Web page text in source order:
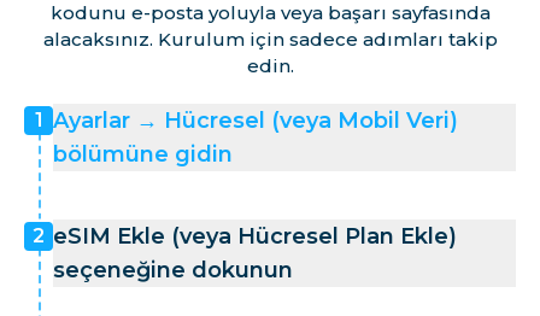
kodunu e-posta yoluyla veya başarı sayfasında
alacaksınız. Kurulum için sadece adımları takip
edin.
1
Ayarlar → Hücresel (veya Mobil Veri)
bölümüne gidin
2 eSIM Ekle (veya Hücresel Plan Ekle)
seçeneğine dokunun